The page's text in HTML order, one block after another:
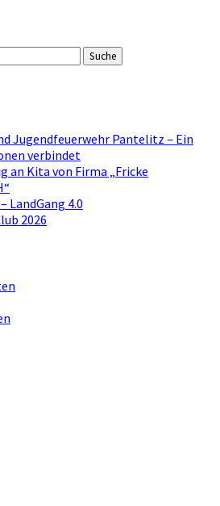
Suche
Jugendfeuerwehr Pantelitz – Ein
verbindet
an Kita von Firma „Fricke
LandGang 4.0
2026